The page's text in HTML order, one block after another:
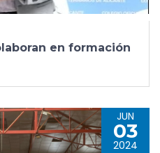
en formación
JUN
03
2024